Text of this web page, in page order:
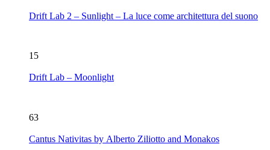
Drift Lab 2 – Sunlight – La luce come architettura del suono
15
Drift Lab – Moonlight
63
Cantus Nativitas by Alberto Ziliotto and Monakos